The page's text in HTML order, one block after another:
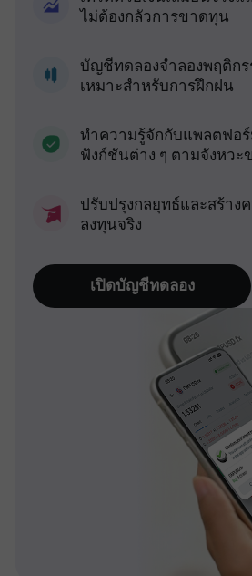
ไม่ต้องกลัวการขาดทุน
บัญชีทดลองจำลองพฤติกร
เหมาะสำหรับการฝึกฝน
ทำความรู้จักกับแพลตฟอร์
ฟังก์ชันต่าง ๆ ตามจังหวะ
ปรับปรุงกลยุทธ์และสร้าง
ลงทุนจริง
เปิดบัญชีทดลอง